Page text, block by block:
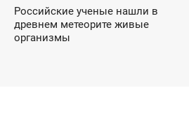
Российские ученые нашли в
древнем метеорите живые
организмы